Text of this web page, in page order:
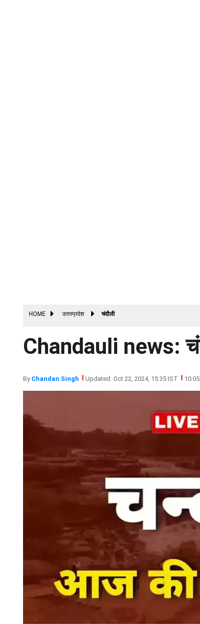
HOME उत्तरप्रदेश चंदौली
Chandauli news:
By Chandan Singh Updated: Oct 22, 2024, 15:35 IST